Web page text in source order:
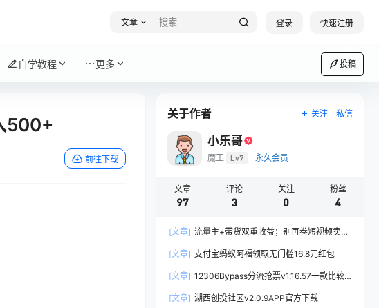
文章 登录 快速注册
自学教程 更多 投稿
500+
前往下载
关于作者 关注 私信
小乐哥
魔王 Lv7 永久会员
文章
97
评论
3
关注
0
粉丝
4
[文章] 流量主+带货双重收益；别再卷短视频卖书
方式
[文章] 支付宝蚂蚁阿福领取无门槛16.8元红包
[文章] 12306Bypass分流抢票v1.16.57一款比较
[文章] 湖西创投社区v2.0.9APP官方下载